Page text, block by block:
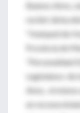
Buenos Aires,
recibir dicha
“Huésped de
Provincia de
“Personalidad
Legislatura de
Aires, el
en